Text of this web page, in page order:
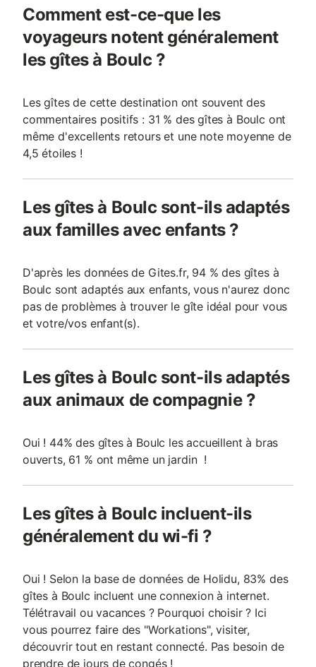
Comment est-ce-que les
voyageurs notent généralement
les gîtes à Boulc ?
Les gîtes de cette destination ont souvent des
commentaires positifs : 31 % des gîtes à Boulc ont
même d'excellents retours et une note moyenne de
4,5 étoiles !
Les gîtes à Boulc sont-ils adaptés
aux familles avec enfants ?
D'après les données de Gites.fr, 94 % des gîtes à
Boulc sont adaptés aux enfants, vous n'aurez donc
pas de problèmes à trouver le gîte idéal pour vous
et votre/vos enfant(s).
Les gîtes à Boulc sont-ils adaptés
aux animaux de compagnie ?
Oui ! 44% des gîtes à Boulc les accueillent à bras
ouverts, 61 % ont même un jardin !
Les gîtes à Boulc incluent-ils
généralement du wi-fi ?
Oui ! Selon la base de données de Holidu, 83% des
gîtes à Boulc incluent une connexion à internet.
Télétravail ou vacances ? Pourquoi choisir ? Ici
vous pourrez faire des "Workations", visiter,
découvrir tout en restant connecté. Pas besoin de
prendre de jours de congés !